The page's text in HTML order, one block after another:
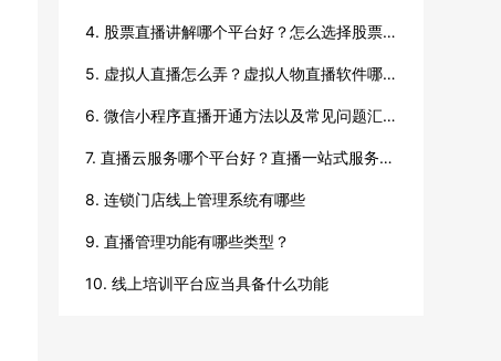
4. 股票直播讲解哪个平台好？怎么选择股票直播平台？
5. 虚拟人直播怎么弄？虚拟人物直播软件哪个好？
6. 微信小程序直播开通方法以及常见问题汇总
7. 直播云服务哪个平台好？直播一站式服务哪个好？
8. 连锁门店线上管理系统有哪些
9. 直播管理功能有哪些类型？
10. 线上培训平台应当具备什么功能